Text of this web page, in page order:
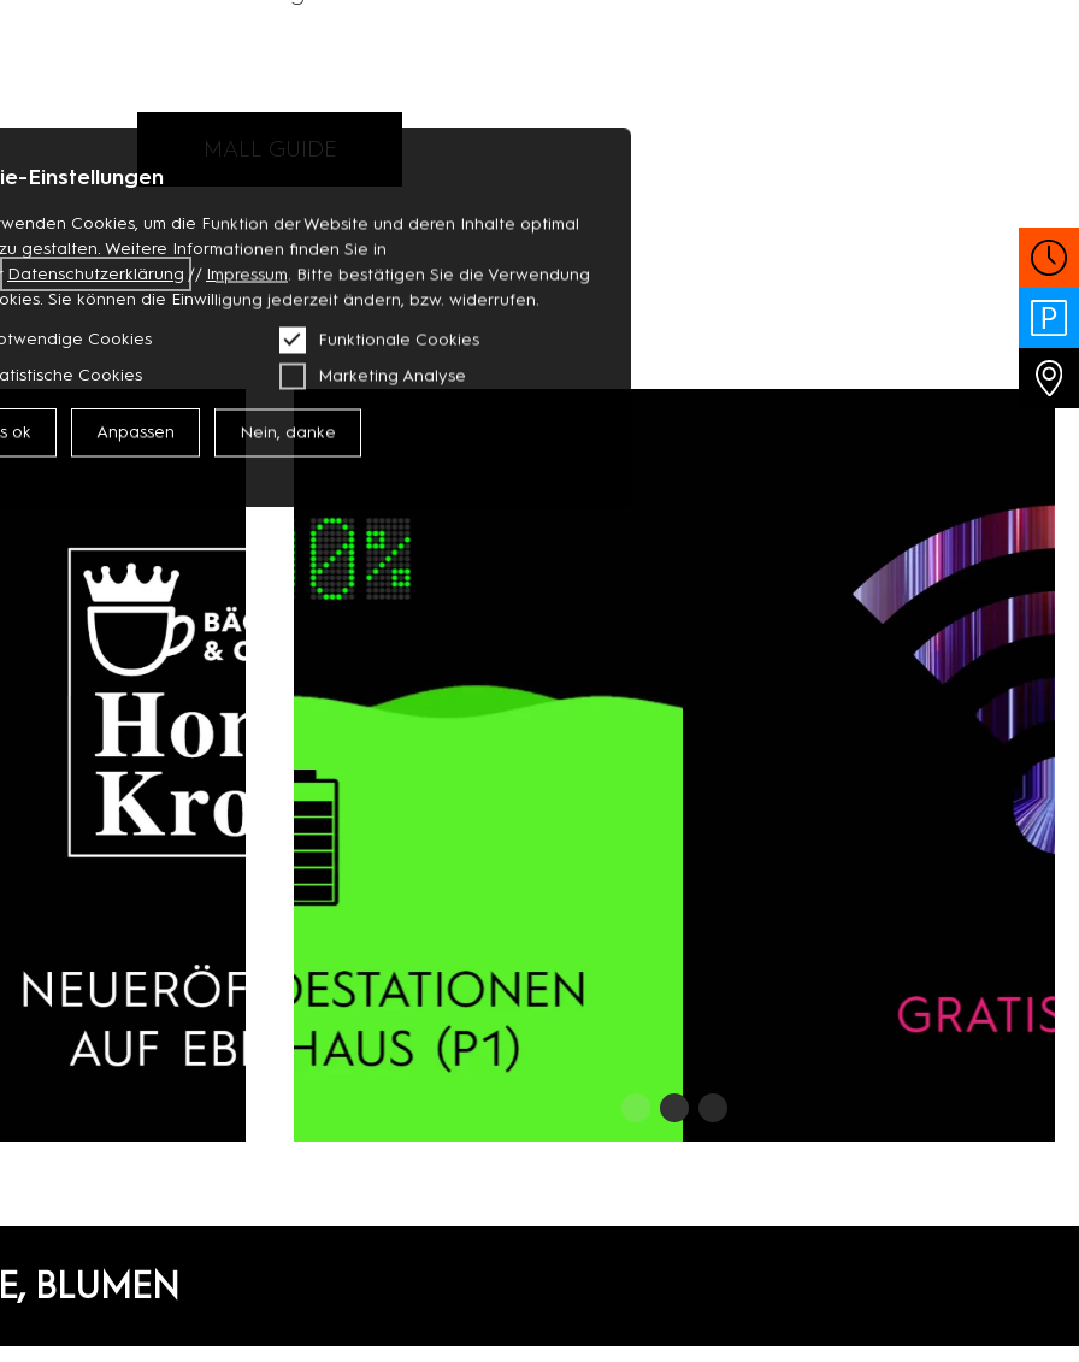
Einstellungen
Cookies, um die Funktion der Website und deren Inhalte optimal
gestalten. Weitere Informationen finden Sie in
Datenschutzerklärung // Impressum. Bitte bestätigen Sie die Verwendung
Sie können die Einwilligung jederzeit ändern, bzw. widerrufen.
Cookies
Funktionale Cookies
Cookies
Marketing Analyse
ok Anpassen Nein, danke
MALL GUIDE
BLUMEN